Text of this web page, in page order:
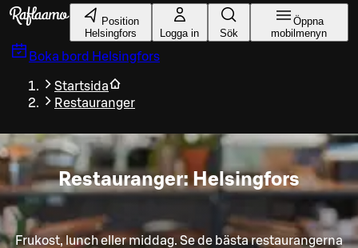
Gå till huvudinnehållet
Position
Helsingfors
Logga in Sök
Öppna
mobilmenyn
Boka bord Helsingfors
Startsida
Restauranger
Restauranger: Helsingfors
Frukost, lunch eller middag. Se de bästa restaurangerna